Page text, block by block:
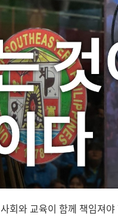
회와 교육이 함께 책임져